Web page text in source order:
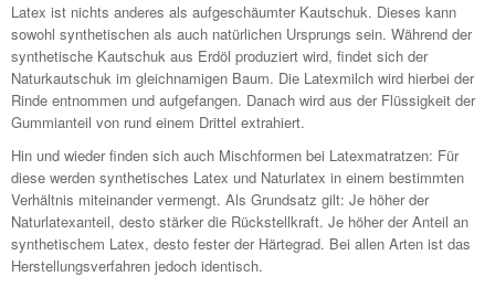
Latex ist nichts anderes als aufgeschäumter Kautschuk. Dieses kann
sowohl synthetischen als auch natürlichen Ursprungs sein. Während der
synthetische Kautschuk aus Erdöl produziert wird, findet sich der
Naturkautschuk im gleichnamigen Baum. Die Latexmilch wird hierbei der
Rinde entnommen und aufgefangen. Danach wird aus der Flüssigkeit der
Gummianteil von rund einem Drittel extrahiert.
Hin und wieder finden sich auch Mischformen bei Latexmatratzen: Für
diese werden synthetisches Latex und Naturlatex in einem bestimmten
Verhältnis miteinander vermengt. Als Grundsatz gilt: Je höher der
Naturlatexanteil, desto stärker die Rückstellkraft. Je höher der Anteil an
synthetischem Latex, desto fester der Härtegrad. Bei allen Arten ist das
Herstellungsverfahren jedoch identisch.